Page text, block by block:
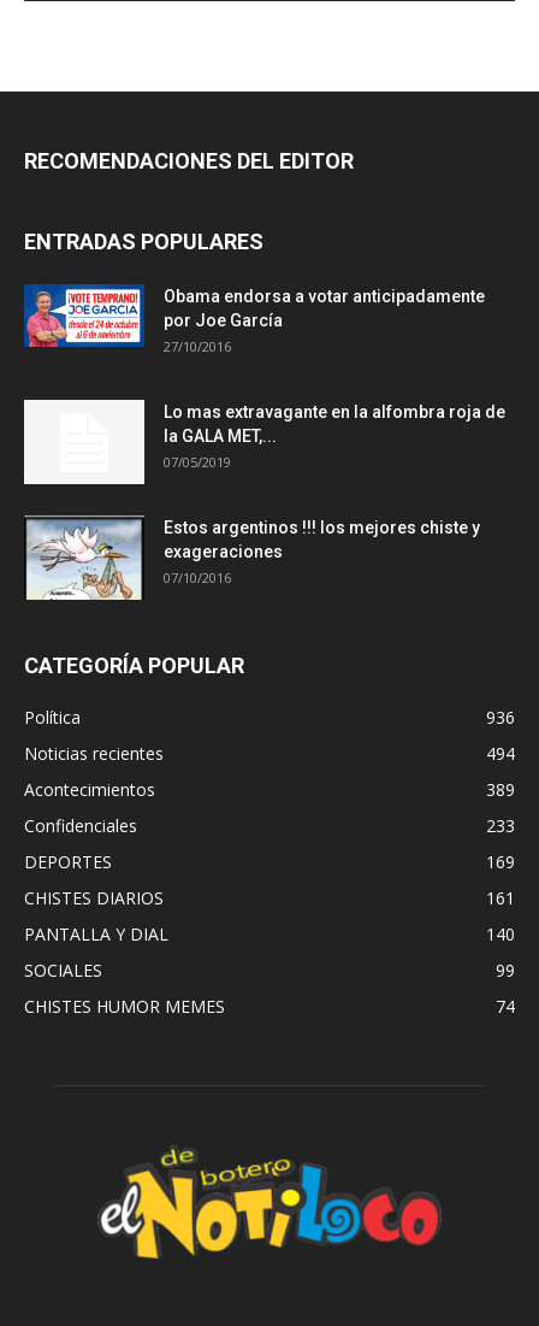
RECOMENDACIONES DEL EDITOR
ENTRADAS POPULARES
Obama endorsa a votar anticipadamente
por Joe García
27/10/2016
Lo mas extravagante en la alfombra roja de
la GALA MET,...
07/05/2019
Estos argentinos !!! los mejores chiste y
exageraciones
07/10/2016
CATEGORÍA POPULAR
Política
936
Noticias recientes
494
Acontecimientos
389
Confidenciales
233
DEPORTES
169
CHISTES DIARIOS
161
PANTALLA Y DIAL
140
SOCIALES
99
CHISTES HUMOR MEMES
74